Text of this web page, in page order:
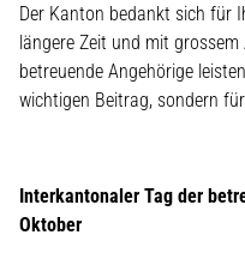
Der Kanton bedankt sich für
längere Zeit und mit
betreuende Angehörige
wichtigen Beitrag, sondern
Interkantonaler Tag der
Oktober